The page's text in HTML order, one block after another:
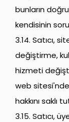
bunların
kendisinin
3.14. Satıcı,
değiştirme,
hizmeti
web sitesi'nde
hakkını saklı
3.15. Satıcı,